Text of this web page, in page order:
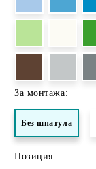
За монтажа:
Без шпатула
Позиция: